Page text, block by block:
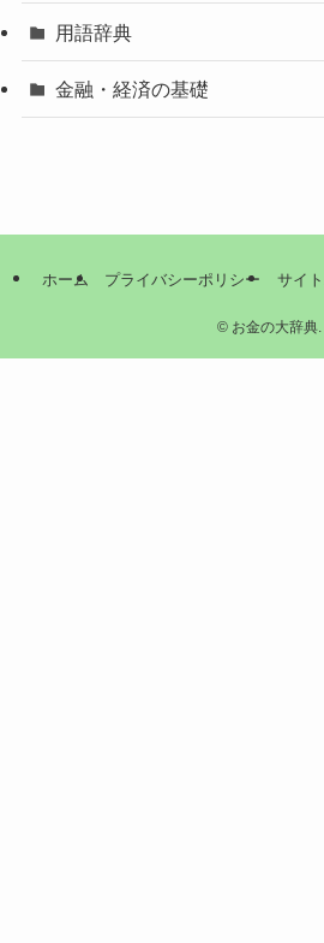
用語辞典
金融・経済の基礎
ホーム プライバシーポリシー サイ
©お金の大辞典.